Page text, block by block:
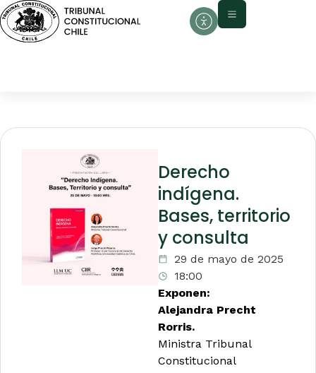
Derecho
indígena.
Bases, territorio
y consulta
29 de mayo de 2025
18:00
Exponen:
Alejandra Precht
Rorris.
Ministra Tribunal
Constitucional